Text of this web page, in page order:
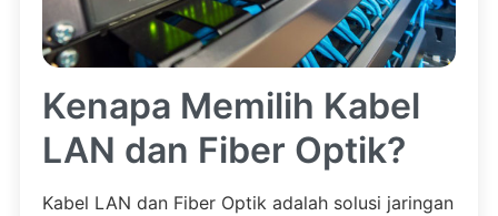
Kenapa Memilih Kabel
LAN dan Fiber Optik?
Kabel LAN dan Fiber Optik adalah solusi jaringan